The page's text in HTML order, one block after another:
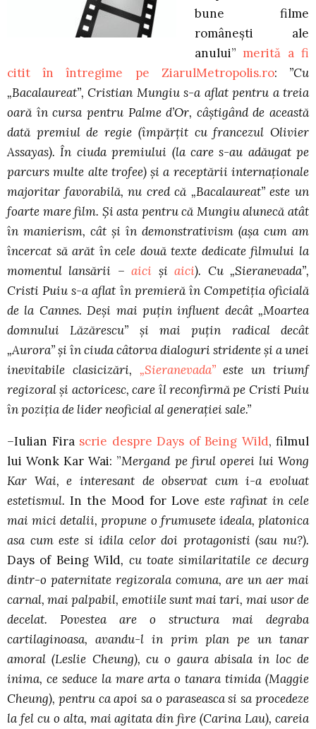
bune filme
românești ale
anului” merită a fi
citit în întregime pe ZiarulMetropolis.ro: ”Cu
„Bacalaureat”, Cristian Mungiu s-a aflat pentru a treia
oară în cursa pentru Palme d’Or, câştigând de această
dată premiul de regie (împărţit cu francezul Olivier
Assayas). În ciuda premiului (la care s-au adăugat pe
parcurs multe alte trofee) şi a receptării internaţionale
majoritar favorabilă, nu cred că „Bacalaureat” este un
foarte mare film. Şi asta pentru că Mungiu alunecă atât
în manierism, cât şi în demonstrativism (aşa cum am
încercat să arăt în cele două texte dedicate filmului la
momentul lansării –aici şiaici). Cu „Sieranevada”,
Cristi Puiu s-a aflat în premieră în Competiţia oficială
de la Cannes. Deşi mai puţin influent decât „Moartea
domnului Lăzărescu” şi mai puţin radical decât
„Aurora” şi în ciuda câtorva dialoguri stridente şi a unei
inevitabile clasicizări, „Sieranevada”este un triumf
regizoral şi actoricesc, care îl reconfirmă pe Cristi Puiu
în poziţia de lider neoficial al generaţiei sale.”
–Iulian Fira scrie despre Days of Being Wild, filmul
lui Wonk Kar Wai: ”Mergand pe firul operei lui Wong
Kar Wai, e interesant de observat cum i-a evoluat
estetismul. In the Mood for Love este rafinat in cele
mai mici detalii, propune o frumusete ideala, platonica
asa cum este si idila celor doi protagonisti (sau nu?).
Days of Being Wild, cu toate similaritatile ce decurg
dintr-o paternitate regizorala comuna, are un aer mai
carnal, mai palpabil, emotiile sunt mai tari, mai usor de
decelat. Povestea are o structura mai degraba
cartilaginoasa, avandu-l in prim plan pe un tanar
amoral (Leslie Cheung), cu o gaura abisala in loc de
inima, ce seduce la mare arta o tanara timida (Maggie
Cheung), pentru ca apoi sa o paraseasca si sa procedeze
la fel cu o alta, mai agitata din fire (Carina Lau), careia